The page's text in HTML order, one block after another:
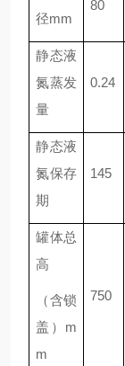
径mm
80
静态液
氮蒸发
量
0.24
静态液
氮保存
期
145
罐体总
高
（含锁
盖）m
m
750